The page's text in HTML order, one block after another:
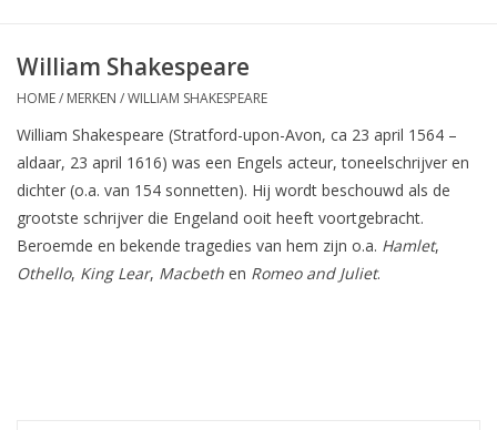
Tasjes
Meest verkocht
Verkooppunten
William Shakespeare
HOME/ MERKEN /WILLIAM SHAKESPEARE
William Shakespeare (Stratford-upon-Avon, ca 23 april 1564 –
aldaar, 23 april 1616) was een Engels acteur, toneelschrijver en
dichter (o.a. van 154 sonnetten). Hij wordt beschouwd als de
grootste schrijver die Engeland ooit heeft voortgebracht.
Beroemde en bekende tragedies van hem zijn o.a. Hamlet,
Othello, King Lear, Macbeth en Romeo and Juliet.